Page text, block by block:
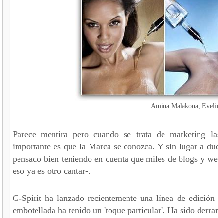
Amina Malakona,
Parece mentira pero cuando se trata de marketing
importante es que la Marca se conozca. Y sin lugar a
pensado bien teniendo en cuenta que miles de blogs y
eso ya es otro cantar-.
G-Spirit ha lanzado recientemente una línea de
embotellada ha tenido un 'toque particular'. Ha sido